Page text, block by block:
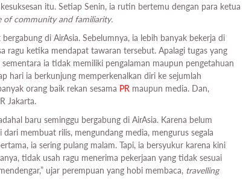
itu. Setiap Senin, ia rutin bertemu dengan para ketua
of community and familiarity.
bergabung di AirAsia. Sebelumnya, ia lebih banyak bekerja di
ragu ketika mendapat tawaran tersebut. Apalagi tugas yang
ia tidak memiliki pengalaman maupun pengetahuan
hari ia berkunjung memperkenalkan diri ke sejumlah
orang baik rekan sesama PR maupun media. Dan,
Jakarta.
baru seminggu bergabung di AirAsia. Karena belum
membuat rilis, mengundang media, mengurus segala
ia sering pulang malam. Tapi, ia bersyukur karena kini
tidak usah ragu menerima pekerjaan yang tidak sesuai
ujar perempuan yang hobi membaca, travelling